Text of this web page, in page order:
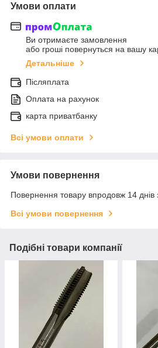
Умови оплати
Ви отримаєте замовлення
або гроші повернуться на вашу
Детальніше
Післяплата
Оплата на рахунок
карта приватбанку
Всі умови оплати
Умови повернення
Повернення товару впродовж 14 днів
Всі умови повернення
Подібні товари компанії